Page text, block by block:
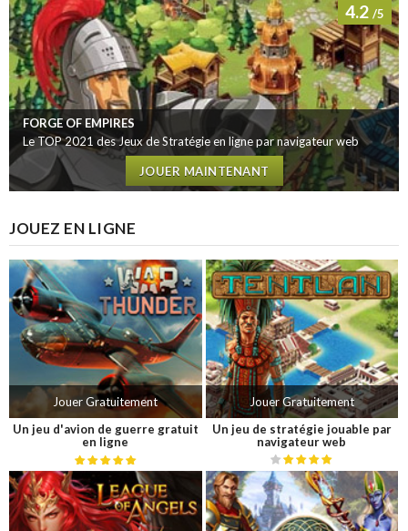
4.2 /5
FORGE OF EMPIRES
Le TOP 2021 des Jeux de Stratégie en ligne par navigateur web
JOUER MAINTENANT
JOUEZ EN LIGNE
Jouer Gratuitement
Un jeu d'avion de guerre gratuit
en ligne
Jouer Gratuitement
Un jeu de stratégie jouable par
navigateur web